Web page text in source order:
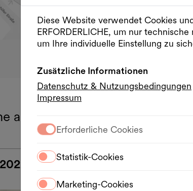
aus Monday Listening Club
Diese Website verwendet Cookies
ERFORDERLICHE, um nur
um Ihre individuelle Einstellung zu
Zusätzliche Informationen
Datenschutz & Nutzungsbedingungen
Impressum
Erforderliche Cookies
Statistik-Cookies
Marketing-Cookies